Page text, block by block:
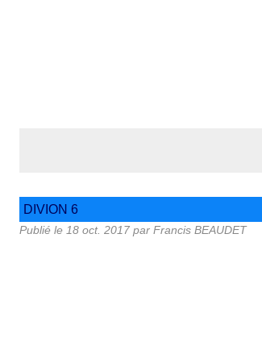
DIVION 6
Publié le 18 oct. 2017 par Francis BEAUDET